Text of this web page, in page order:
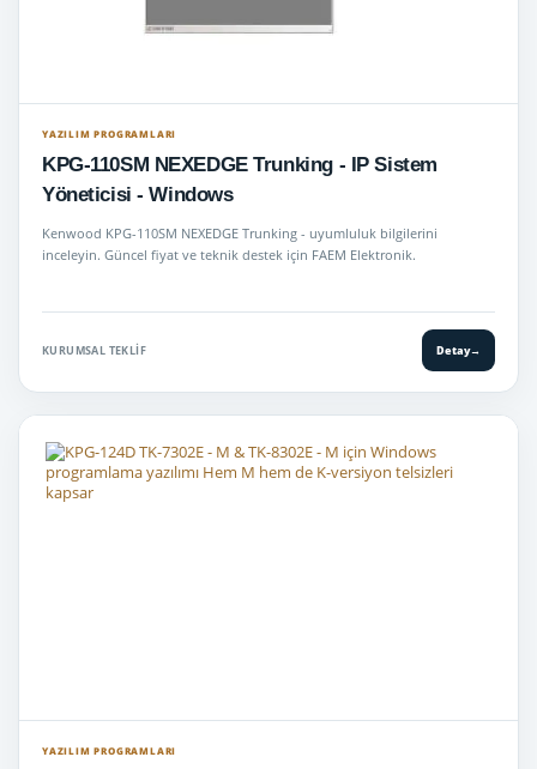
YAZILIM PROGRAMLARI
KPG-110SM NEXEDGE Trunking - IP Sistem
Yöneticisi - Windows
Kenwood KPG-110SM NEXEDGE Trunking - uyumluluk bilgilerini
inceleyin. Güncel fiyat ve teknik destek için FAEM Elektronik.
KURUMSAL TEKLIF Detay→
YAZILIM PROGRAMLARI